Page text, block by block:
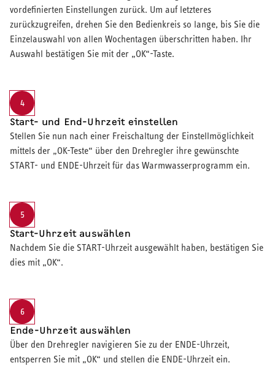
vordefinierten Einstellungen zurück. Um auf letzteres
zurückzugreifen, drehen Sie den Bedienkreis so lange, bis Sie die
Einzelauswahl von allen Wochentagen überschritten haben. Ihr
Auswahl bestätigen Sie mit der „OK“-Taste.
4
Start- und End-Uhrzeit einstellen
Stellen Sie nun nach einer Freischaltung der Einstellmöglichkeit
mittels der „OK-Teste“ über den Drehregler ihre gewünschte
START- und ENDE-Uhrzeit für das Warmwasserprogramm ein.
5
Start-Uhrzeit auswählen
Nachdem Sie die START-Uhrzeit ausgewählt haben, bestätigen Sie
dies mit „OK“.
6
Ende-Uhrzeit auswählen
Über den Drehregler navigieren Sie zu der ENDE-Uhrzeit,
entsperren Sie mit „OK“ und stellen die ENDE-Uhrzeit ein.